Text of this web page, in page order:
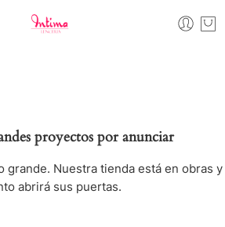
proyectos por anunciar
grande. Nuestra tienda está en obras y
abrirá sus puertas.